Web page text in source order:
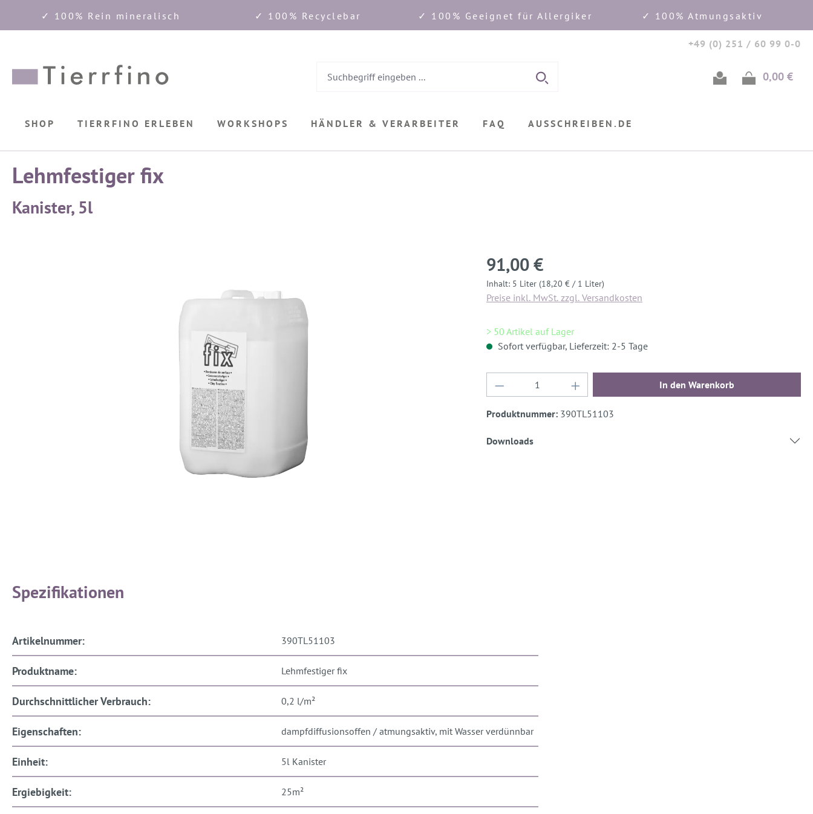
✓ 100% Rein mineralisch ✓ 100% Recyclebar ✓ 100% Geeignet für Allergiker ✓ 100% Atmungsaktiv
+49 (0) 251 / 60 99 0-0
Zur Hauptnavigation springen 0,00 €
SHOP TIERRFINO ERLEBEN WORKSHOPS HÄNDLER & VERARBEITER FAQ AUSSCHREIBEN.DE
Lehmfestiger fix
Kanister, 5l
91,00 €
Inhalt: 5 Liter (18,20 € / 1 Liter)
Preise inkl. MwSt. zzgl. Versandkosten
> 50 Artikel auf Lager
Sofort verfügbar, Lieferzeit: 2-5 Tage
Produkt Anzahl: Gib den gewünschten Wert ein
In den Warenkorb
Produktnummer: 390TL51103
Downloads
Spezifikationen
Artikelnummer: 390TL51103
Produktname: Lehmfestiger fix
Durchschnittlicher Verbrauch: 0,2 l/m²
Eigenschaften: dampfdiffusionsoffen / atmungsaktiv, mit Wasser verdünnbar
Einheit: 5l Kanister
Ergiebigkeit: 25m²